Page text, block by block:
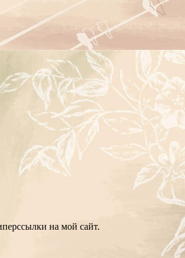
на мой сайт.